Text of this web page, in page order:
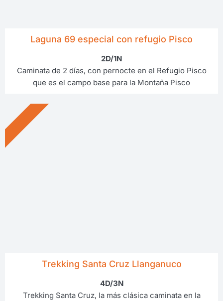
Laguna 69 especial con refugio Pisco
2D/1N
Caminata de 2 días, con pernocte en el Refugio Pisco
que es el campo base para la Montaña Pisco
Trekking Santa Cruz Llanganuco
4D/3N
Trekking Santa Cruz, la más clásica caminata en la
OFERTA